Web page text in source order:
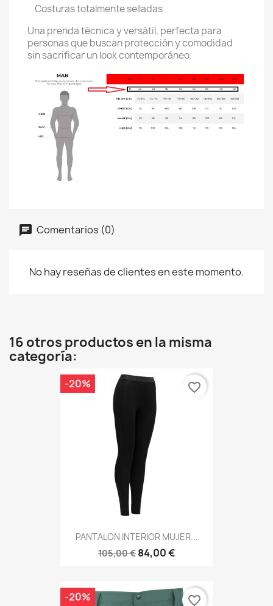
Costuras totalmente selladas
Una prenda técnica y versátil, perfecta para
personas que buscan protección y comodidad
sin sacrificar un look contemporáneo.
Comentarios (0)
No hay reseñas de clientes en este momento.
16 otros productos en la misma
categoría:
PANTALON INTERIOR MUJER...
105,00 € 84,00 €
-20% favorite_border
-20% favorite_border